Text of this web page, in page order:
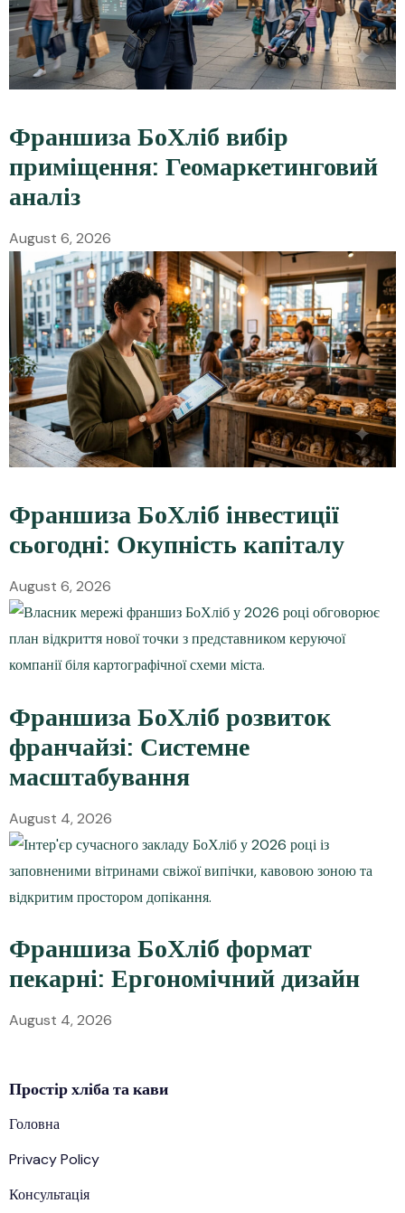
Франшиза БоХліб вибір
приміщення: Геомаркетинговий
аналіз
August 6, 2026
Франшиза БоХліб інвестиції
сьогодні: Окупність капіталу
August 6, 2026
Франшиза БоХліб розвиток
франчайзі: Системне
масштабування
August 4, 2026
Франшиза БоХліб формат
пекарні: Ергономічний дизайн
August 4, 2026
Простірхлібата кави
Головна
Privacy Policy
Консультація